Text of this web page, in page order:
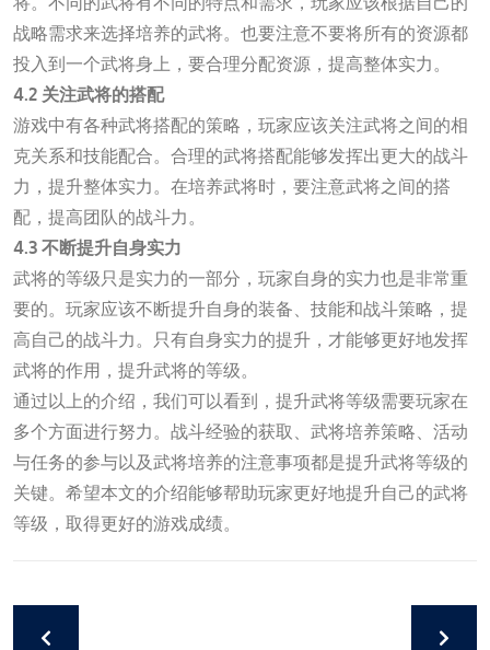
战略需求来选择培养的武将。也要注意不要将所有的资源都
投入到一个武将身上，要合理分配资源，提高整体实力。
4.2 关注武将的搭配
游戏中有各种武将搭配的策略，玩家应该关注武将之间的相
克关系和技能配合。合理的武将搭配能够发挥出更大的战斗
力，提升整体实力。在培养武将时，要注意武将之间的搭
配，提高团队的战斗力。
4.3 不断提升自身实力
武将的等级只是实力的一部分，玩家自身的实力也是非常重
要的。玩家应该不断提升自身的装备、技能和战斗策略，提
高自己的战斗力。只有自身实力的提升，才能够更好地发挥
武将的作用，提升武将的等级。
通过以上的介绍，我们可以看到，提升武将等级需要玩家在
多个方面进行努力。战斗经验的获取、武将培养策略、活动
与任务的参与以及武将培养的注意事项都是提升武将等级的
关键。希望本文的介绍能够帮助玩家更好地提升自己的武将
等级，取得更好的游戏成绩。